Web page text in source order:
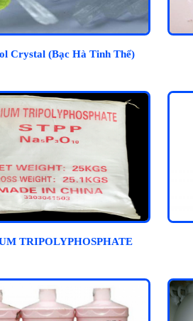
Crystal (Bạc Hà Tinh Thể)
TRIPOLYPHOSPHATE